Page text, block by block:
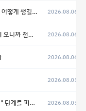
길 수 있는지 2026.08.06
지 모르겠다.” 2026.08.06
2026.08.06
2026.08.05
기를 바랄 뿐" 2026.08.05